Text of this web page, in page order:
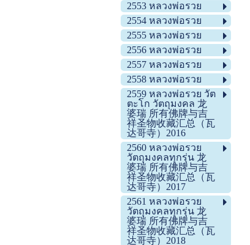
2553 หลวงพ่อรวย
2554 หลวงพ่อรวย
2555 หลวงพ่อรวย
2556 หลวงพ่อรวย
2557 หลวงพ่อรวย
2558 หลวงพ่อรวย
2559 หลวงพ่อรวย วัต
ตะโก วัตถุมงคล 龙
婆瑞 所有佛牌与吉
祥圣物收藏汇总（瓦
达哥寺）2016
2560 หลวงพ่อรวย
วัตถุมงคลทุกรุ่น 龙
婆瑞 所有佛牌与吉
祥圣物收藏汇总（瓦
达哥寺）2017
2561 หลวงพ่อรวย
วัตถุมงคลทุกรุ่น 龙
婆瑞 所有佛牌与吉
祥圣物收藏汇总（瓦
达哥寺）2018